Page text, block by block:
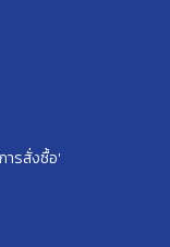
ารสั่งซื้อ'